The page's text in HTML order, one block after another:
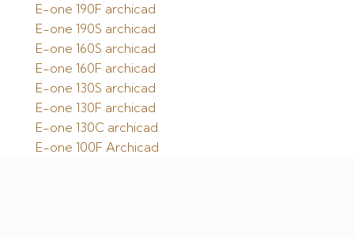
E-one 190F archicad
E-one 190S archicad
E-one 160S archicad
E-one 160F archicad
E-one 130S archicad
E-one 130F archicad
E-one 130C archicad
E-one 100F Archicad